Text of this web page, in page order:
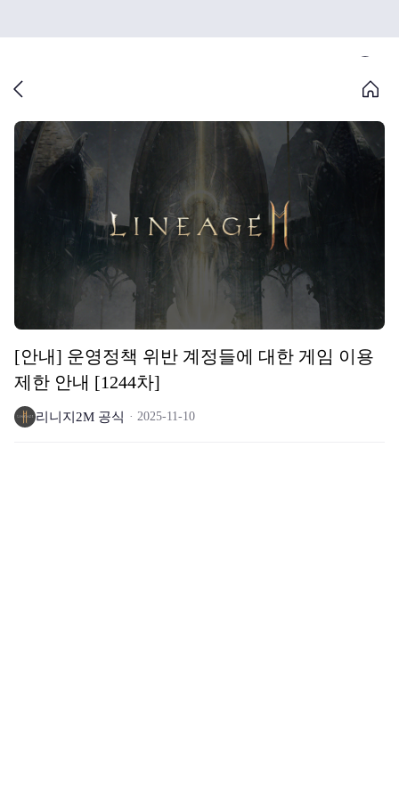
[안내] 운영정책 위반 계정들에 대한 게임 이용
제한 안내 [1244차]
리니지2M 공식 2025-11-10